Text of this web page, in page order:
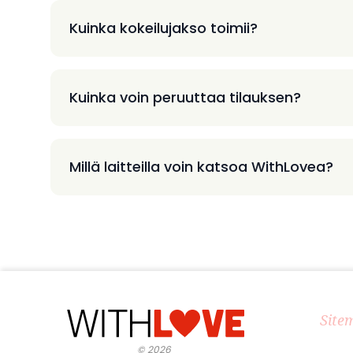
Kuinka kokeilujakso toimii?
Kuinka voin peruuttaa tilauksen?
Millä laitteilla voin katsoa WithLovea?
©2026